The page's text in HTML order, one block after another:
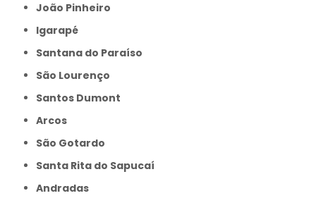
João Pinheiro
Igarapé
Santana do Paraíso
São Lourenço
Santos Dumont
Arcos
São Gotardo
Santa Rita do Sapucaí
Andradas